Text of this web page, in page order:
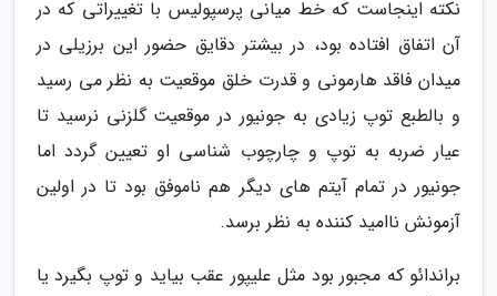
نکته اینجاست که خط میانی پرسپولیس با تغییراتی که در
آن اتفاق افتاده بود، در بیشتر دقایق حضور این برزیلی در
میدان فاقد هارمونی و قدرت خلق موقعیت به نظر می رسید
و بالطبع توپ زیادی به جونیور در موقعیت گلزنی نرسید تا
عیار ضربه به توپ و چارچوب شناسی او تعیین گردد اما
جونیور در تمام آیتم های دیگر هم ناموفق بود تا در اولین
آزمونش ناامید کننده به نظر برسد.
براندائو که مجبور بود مثل علیپور عقب بیاید و توپ بگیرد یا